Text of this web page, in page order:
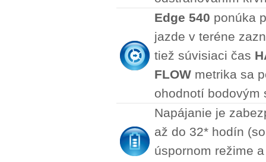
Edge 540 ponúka
jazde v teréne
tiež súvisiaci čas
FLOWmetrika sa
ohodnotí bodovým
Napájanie je
až do 32* hodín
úspornom režime